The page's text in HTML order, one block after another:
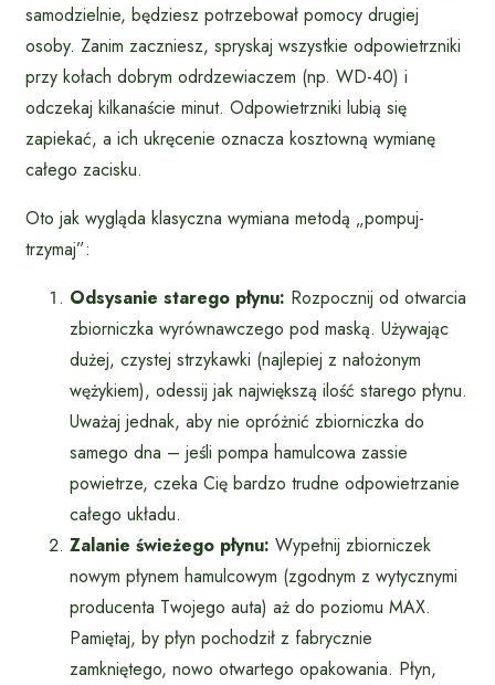
samodzielnie, będziesz potrzebował pomocy drugiej
osoby. Zanim zaczniesz, spryskaj wszystkie odpowietrzniki
przy kołach dobrym odrdzewiaczem (np. WD-40) i
odczekaj kilkanaście minut. Odpowietrzniki lubią się
zapiekać, a ich ukręcenie oznacza kosztowną wymianę
całego zacisku.
Oto jak wygląda klasyczna wymiana metodą „pompuj-
trzymaj”:
Odsysanie starego płynu: Rozpocznij od otwarcia
zbiorniczka wyrównawczego pod maską. Używając
dużej, czystej strzykawki (najlepiej z nałożonym
wężykiem), odessij jak największą ilość starego płynu.
Uważaj jednak, aby nie opróżnić zbiorniczka do
samego dna – jeśli pompa hamulcowa zassie
powietrze, czeka Cię bardzo trudne odpowietrzanie
całego układu.
Zalanie świeżego płynu: Wypełnij zbiorniczek
nowym płynem hamulcowym (zgodnym z wytycznymi
producenta Twojego auta) aż do poziomu MAX.
Pamiętaj, by płyn pochodził z fabrycznie
zamkniętego, nowo otwartego opakowania. Płyn,